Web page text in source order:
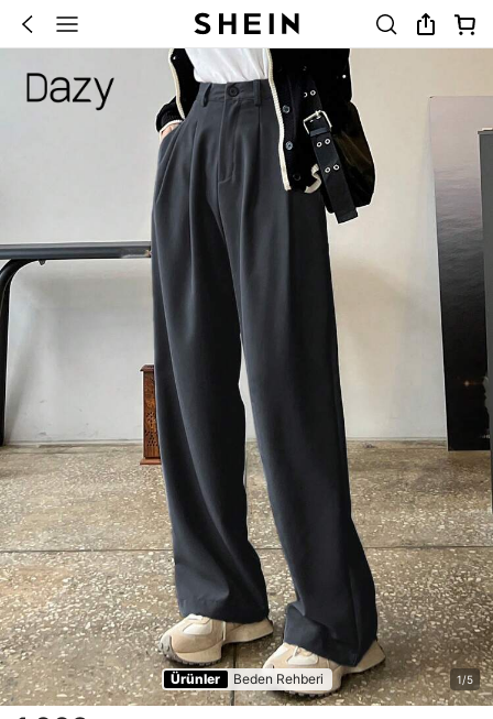
Ürünler Beden Rehberi 1/5